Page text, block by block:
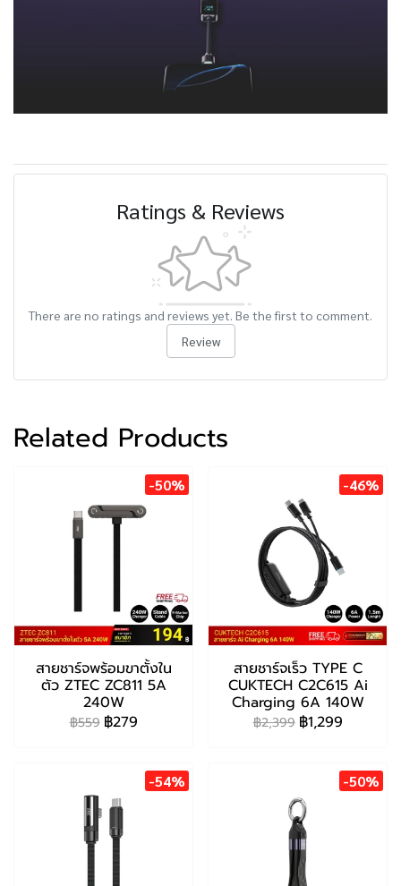
Ratings & Reviews
There are no ratings and reviews yet. Be the first to comment.
Review
Related Products
-50%
สายชาร์จพร้อมขาตั้งใน
ตัว ZTEC ZC811 5A
240W
฿559 ฿279
-46%
สายชาร์จเร็ว TYPE C
CUKTECH C2C615 Ai
Charging 6A 140W
฿2,399 ฿1,299
-54% -50%